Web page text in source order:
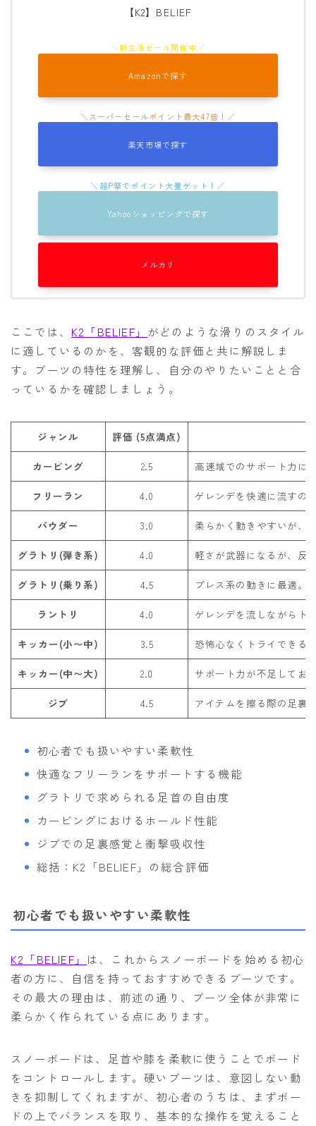
【K2】BELIEF
Amazonで探す
楽天市場で探す
Yahooショッピングで探す
メルカリ
ここでは、 K2「BELIEF」 がどのような滑りのスタイル
に適しているのかを、客観的な評価と共に解説しま
す。ブーツの特性を理解し、自分のやりたいことと合
っているかを確認しましょう。
ジャンル 評価 (5点満点)
カービング 2.5 高速域でのサポート力に
フリーラン 4.0 ゲレンデを快適に流すの
パウダー 3.0 柔らかく動きやすいが、
グラトリ(弾き系) 4.0 軽さが武器になるが、反
グラトリ(乗り系) 4.5 プレス系の動きに最適。
ラントリ 4.0 ゲレンデを流しながらト
キッカー(小〜中) 3.5 恐怖心なくトライできる
キッカー(中〜大) 2.0 サポート力が不足してお
ジブ 4.5 アイテムを擦る際の足裏
初心者でも扱いやすい柔軟性
快適なフリーランをサポートする機能
グラトリで求められる足首の自由度
カービングにおけるホールド性能
ジブでの足裏感覚と衝撃吸収性
総括：K2「BELIEF」の総合評価
初心者でも扱いやすい柔軟性
K2「BELIEF」 は、これからスノーボードを始める初心
者の方に、自信を持っておすすめできるブーツです。
その最大の理由は、前述の通り、ブーツ全体が非常に
柔らかく作られている点にあります。
スノーボードは、足首や膝を柔軟に使うことでボード
をコントロールします。硬いブーツは、意図しない動
きを抑制してくれますが、初心者のうちは、まずボー
ドの上でバランスを取り、基本的な操作を覚えること